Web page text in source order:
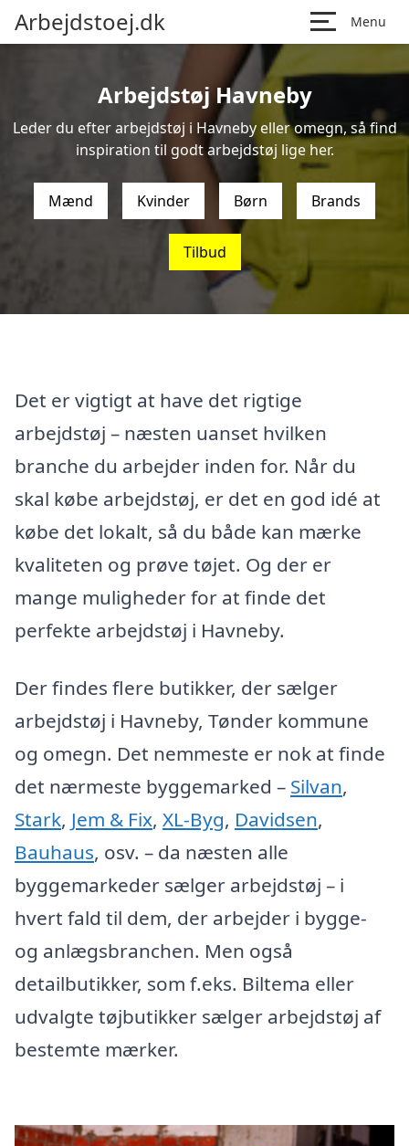
Arbejdstoej.dk Menu
Arbejdstøj Havneby
Leder du efter arbejdstøj i Havneby eller omegn, så find
inspiration til godt arbejdstøj lige her.
Mænd Kvinder Børn Brands
Tilbud
Det er vigtigt at have det rigtige
arbejdstøj – næsten uanset hvilken
branche du arbejder inden for. Når du
skal købe arbejdstøj, er det en god idé at
købe det lokalt, så du både kan mærke
kvaliteten og prøve tøjet. Og der er
mange muligheder for at finde det
perfekte arbejdstøj i Havneby.
Der findes flere butikker, der sælger
arbejdstøj i Havneby, Tønder kommune
og omegn. Det nemmeste er nok at finde
det nærmeste byggemarked – Silvan,
Stark, Jem & Fix, XL-Byg, Davidsen,
Bauhaus, osv. – da næsten alle
byggemarkeder sælger arbejdstøj – i
hvert fald til dem, der arbejder i bygge-
og anlægsbranchen. Men også
detailbutikker, som f.eks. Biltema eller
udvalgte tøjbutikker sælger arbejdstøj af
bestemte mærker.